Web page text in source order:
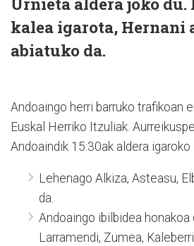
kalea igarota, Hernani
abiatuko da.
Andoaingo herri barruko trafikoan
Euskal Herriko Itzuliak.
Andoaindik 15:30ak aldera igaroko
Lehenago Alkiza, Asteasu,
da.
Andoaingo ibilbidea honakoa
Larramendi, Zumea,